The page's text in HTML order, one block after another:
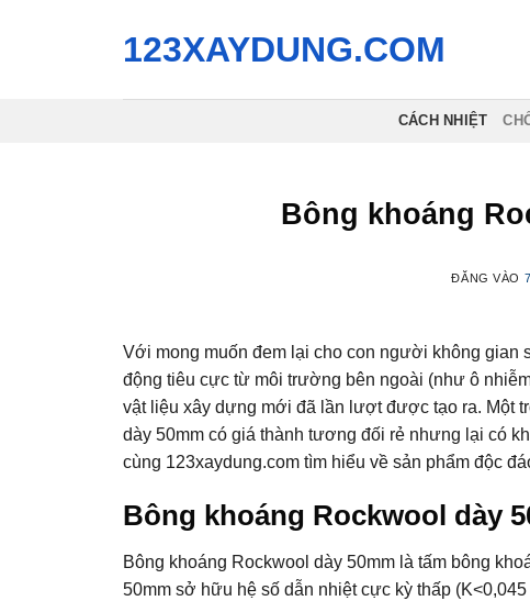
123XAYDUNG.COM
CÁCH NHIỆT
Bông khoáng
ĐĂNG VÀO
Với mong muốn đem lại cho con người không
động tiêu cực từ môi trường bên ngoài (như ô
vật liệu xây dựng mới đã lần lượt được tạo ra. Một
dày 50mm có giá thành tương đối rẻ nhưng lại có
cùng 123xaydung.com tìm hiểu về sản phẩm độc
Bông khoáng Rockwool dày
Bông khoáng Rockwool dày 50mm là tấm bông
50mm sở hữu hệ số dẫn nhiệt cực kỳ thấp